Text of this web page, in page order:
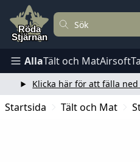
AllaTält och MatAirsoft
Klicka här för att fälla
Startsida Tält och Mat